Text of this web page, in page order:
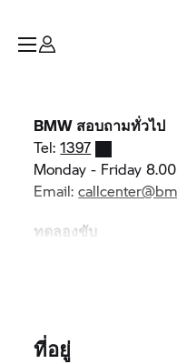
BMW สอบถามทั่วไป
Tel:1397
Monday - Friday
Email:
ทดลองขับ
ที่อยู่